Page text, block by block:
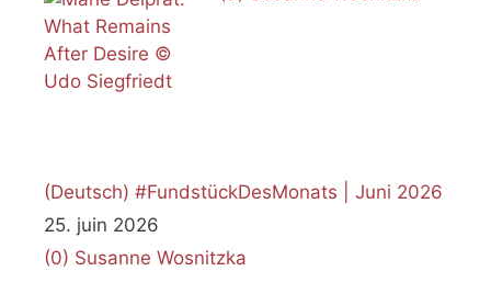
(Deutsch) #FundstückDesMonats | Juni 2026
25. juin 2026
(0) Susanne Wosnitzka